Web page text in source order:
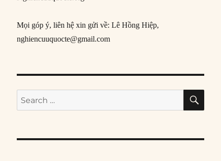
Mọi góp ý, liên hệ xin gửi về: Lê Hồng Hiệp,
nghiencuuquocte@gmail.com
Search
for: